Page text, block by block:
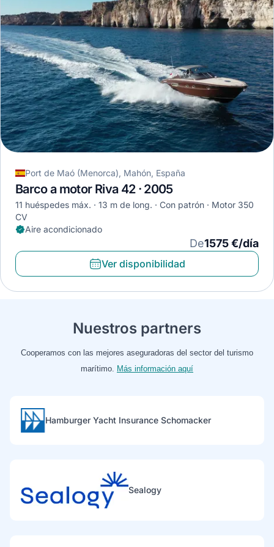
Port de Maó (Menorca), Mahón, España
Barco a motor Riva 42 · 2005
11 huéspedes máx. 13 m de long. Con patrón
Motor 350
CV
Aire acondicionado
De1575 €/día
Ver disponibilidad
Nuestros partners
Cooperamos con las mejores aseguradoras del sector del turismo
marítimo. Más información aquí
Hamburger Yacht Insurance Schomacker
Sealogy